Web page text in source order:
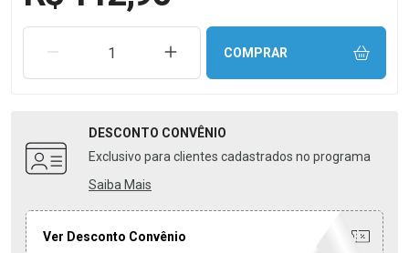
REMOVER UMA UNIDADEAUMENTAR UMA UNIDADE
COMPRAR
DESCONTO CONVÊNIO
Exclusivo para clientes cadastrados no programa
Saiba Mais
Ver Desconto Convênio